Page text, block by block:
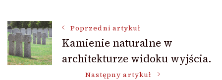
Nawigacja
wpisu
Poprzedni artykuł
Kamienie naturalne w
architekturze widoku wyjścia.
Następny artykuł